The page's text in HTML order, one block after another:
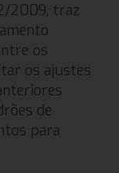
2009, traz
os
os ajustes
de
para